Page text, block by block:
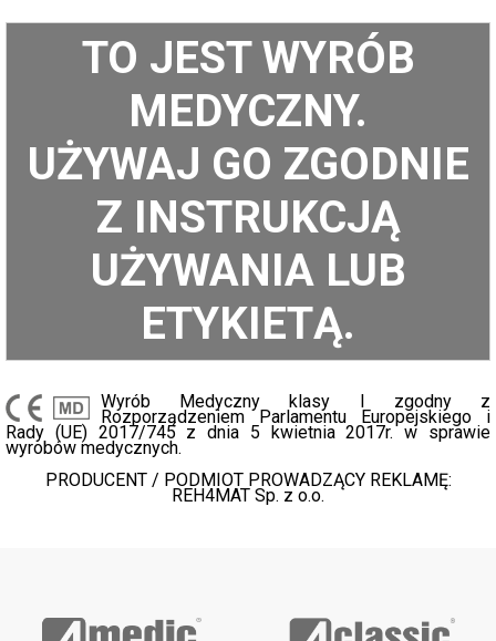
TO JEST WYRÓB
MEDYCZNY.
UŻYWAJ GO ZGODNIE
Z INSTRUKCJĄ
UŻYWANIA LUB
ETYKIETĄ.
Wyrób Medyczny klasy I zgodny z
Rozporządzeniem Parlamentu Europejskiego i
Rady (UE) 2017/745 z dnia 5 kwietnia 2017r. w sprawie
wyrobów medycznych.
PRODUCENT / PODMIOT PROWADZĄCY REKLAMĘ:
REH4MAT Sp. z o.o.